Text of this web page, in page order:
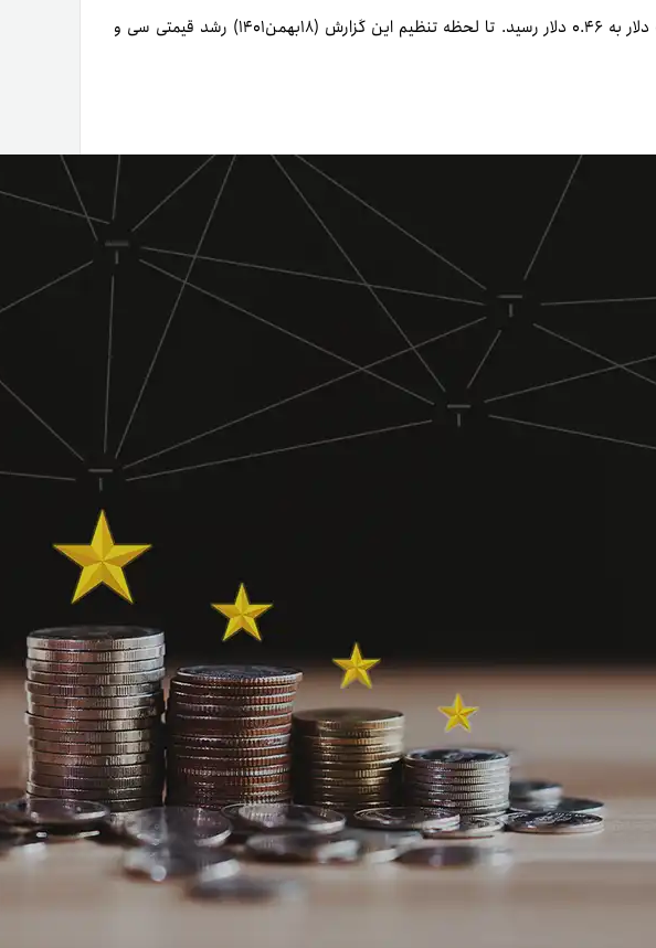
رشد قیمتی سی و